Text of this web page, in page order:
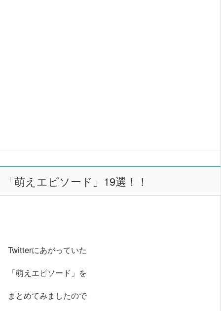
「萌えエピソード」19選！！
Twitterにあがっていた
「萌えエピソード」を
まとめてみましたので